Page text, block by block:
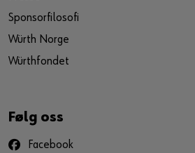
Sponsorfilosofi
Würth Norge
Würthfondet
Følg oss
Facebook